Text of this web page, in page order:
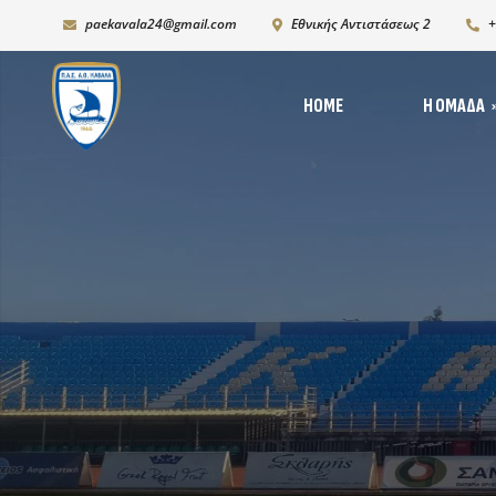
paekavala24@gmail.com Εθνικής Αντιστάσεως 2
HOME Η ΟΜΆΔΑ
Χορηγικό πλάνο –
Πρόγραμμα
Υποδομών